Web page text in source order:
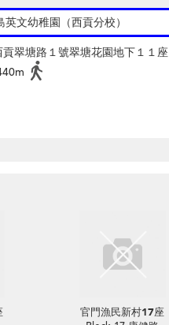
英文幼稚園（西貢分校）
貢翠塘路１號翠塘花園地下１１座
官門漁民新村17座